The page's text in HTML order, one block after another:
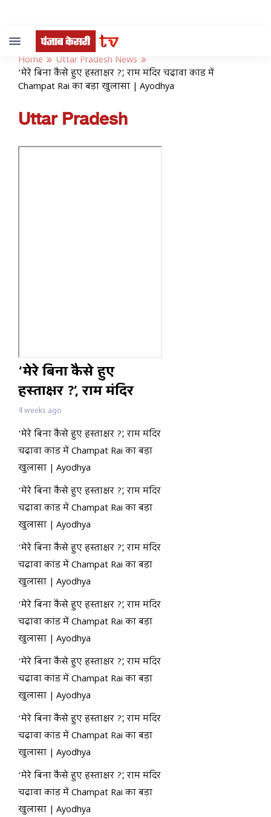
Toggle
navigation
Home
Uttar Pradesh News
‘मेरे बिना कैसे हुए हस्ताक्षर ?’, राम मंदिर चढ़ावा कांड में
Champat Rai का बड़ा खुलासा | Ayodhya
Uttar Pradesh
‘मेरे बिना कैसे हुए
हस्ताक्षर ?’, राम मंदिर
चढ़ावा कांड में Champat
Rai का बड़ा खुलासा |
Ayodhya
4 weeks ago
‘मेरे बिना कैसे हुए हस्ताक्षर ?’, राम मंदिर
चढ़ावा कांड में Champat Rai का बड़ा
खुलासा | Ayodhya
‘मेरे बिना कैसे हुए हस्ताक्षर ?’, राम मंदिर
चढ़ावा कांड में Champat Rai का बड़ा
खुलासा | Ayodhya
‘मेरे बिना कैसे हुए हस्ताक्षर ?’, राम मंदिर
चढ़ावा कांड में Champat Rai का बड़ा
खुलासा | Ayodhya
‘मेरे बिना कैसे हुए हस्ताक्षर ?’, राम मंदिर
चढ़ावा कांड में Champat Rai का बड़ा
खुलासा | Ayodhya
‘मेरे बिना कैसे हुए हस्ताक्षर ?’, राम मंदिर
चढ़ावा कांड में Champat Rai का बड़ा
खुलासा | Ayodhya
‘मेरे बिना कैसे हुए हस्ताक्षर ?’, राम मंदिर
चढ़ावा कांड में Champat Rai का बड़ा
खुलासा | Ayodhya
‘मेरे बिना कैसे हुए हस्ताक्षर ?’, राम मंदिर
चढ़ावा कांड में Champat Rai का बड़ा
खुलासा | Ayodhya